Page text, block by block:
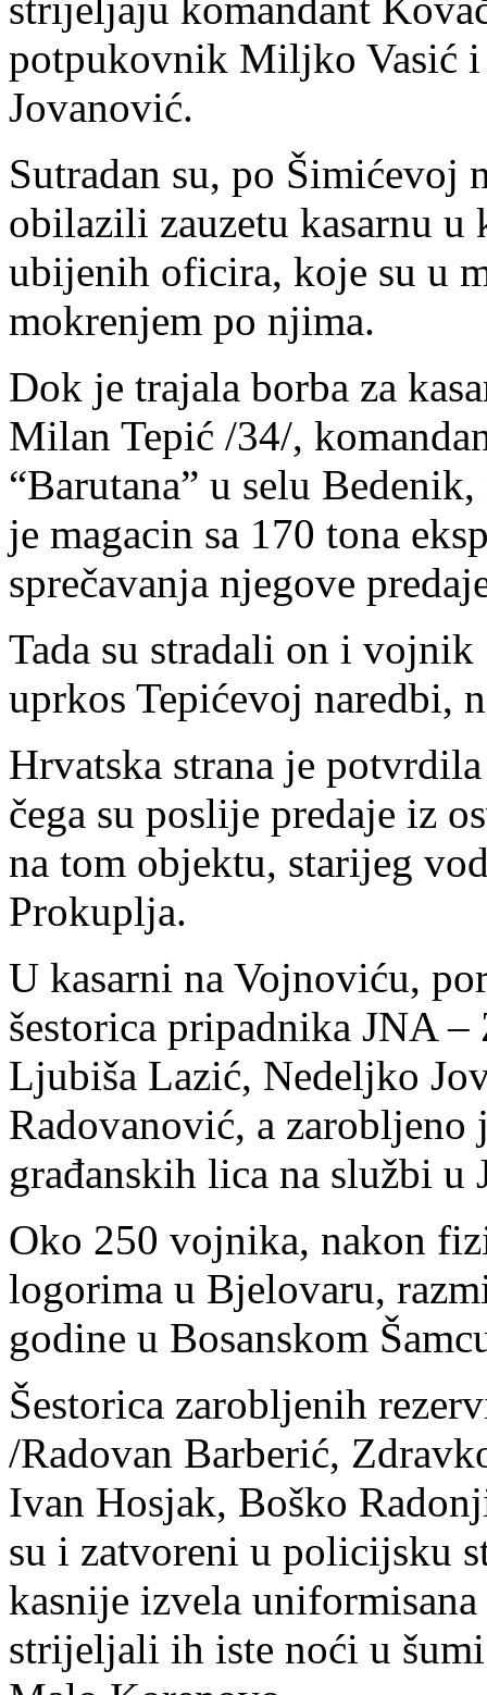
potpukovnik Miljko Vasić i
Jovanović.
Sutradan su, po Šimićevoj
obilazili zauzetu kasarnu
ubijenih oficira, koje su u
mokrenjem po njima.
Dok je trajala borba za
Milan Tepić /34/,
“Barutana” u selu
je magacin sa 170 tona
sprečavanja njegove
Tada su stradali on i
uprkos Tepićevoj naredbi,
Hrvatska strana je
čega su poslije predaje iz
na tom objektu, starijeg
Prokuplja.
U kasarni na Vojnoviću,
šestorica pripadnika JNA
Ljubiša Lazić, Nedeljko
Radovanović, a
građanskih lica na službi u
Oko 250 vojnika, nakon
logorima u Bjelovaru,
godine u Bosanskom
Šestorica zarobljenih
/Radovan Barberić,
Ivan Hosjak, Boško
su i zatvoreni u policijsku
kasnije izvela
strijeljali ih iste noći u